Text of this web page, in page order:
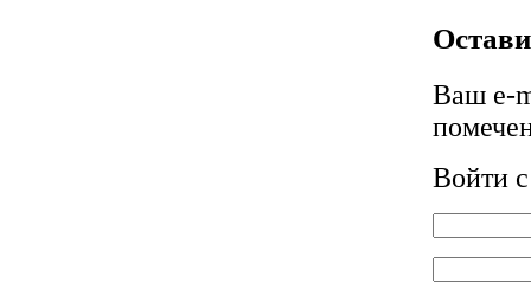
Ваш e-
Войти